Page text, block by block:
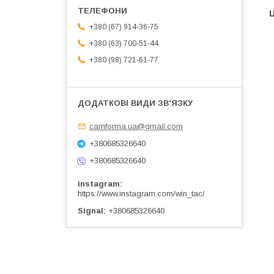
+380 (67) 914-36-75
+380 (63) 700-51-44
+380 (98) 721-61-77
camforma.ua@gmail.com
+380685326640
+380685326640
instagram
https://www.instagram.com/win_tac/
Signal
+380685326640